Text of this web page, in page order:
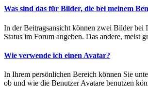
Was sind das für Bilder, die bei meinem
In der Beitragsansicht können zwei Bilder bei
Status im Forum angeben. Das andere, meist
Wie verwende ich einen Avatar?
In Ihrem persönlichen Bereich können Sie
ob und wie die Benutzer Avatare benutzen